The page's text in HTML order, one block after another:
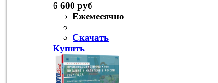
6 600 руб
Ежемесячно
Скачать
Купить